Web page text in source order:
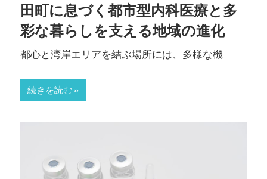
田町に息づく都市型内科医療と多
彩な暮らしを支える地域の進化
都心と湾岸エリアを結ぶ場所には、多様な機
続きを読む